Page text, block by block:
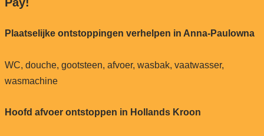
Plaatselijke ontstoppingen verhelpen in Anna-Paulowna
WC, douche, gootsteen, afvoer, wasbak, vaatwasser,
wasmachine
Hoofd afvoer ontstoppen in Hollands Kroon